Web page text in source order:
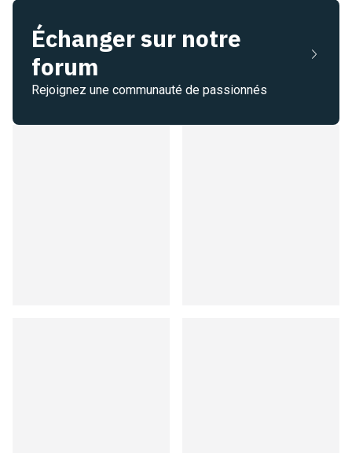
Échanger sur notre
forum
Rejoignez une communauté de passionnés